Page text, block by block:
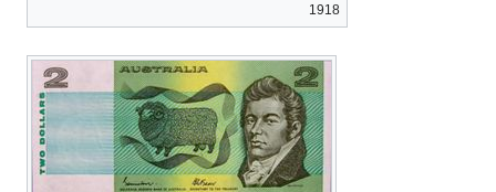
1918